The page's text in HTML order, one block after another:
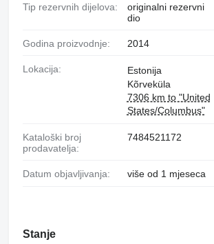
Tip rezervnih dijelova:
originalni rezervni
dio
Godina proizvodnje: 2014
Lokacija:
Estonija
Kõrveküla
7306 km to "United
States/Columbus"
Kataloški broj
prodavatelja:
7484521172
Datum objavljivanja: više od 1 mjeseca
Stanje